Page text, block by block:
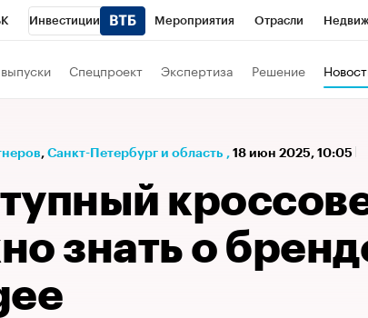
Инвестиции Мероприятия Отрасли
Проверка контрагентов
валюты
Спецпроект Экспертиза Решение
⁠, Санкт-Петербург и область , 18 июн 2025, 10:05
знать о